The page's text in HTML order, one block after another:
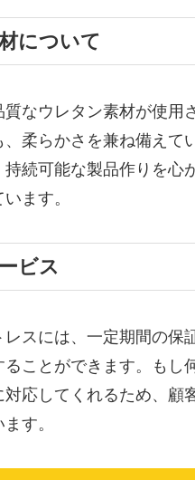
について
なウレタン素材が使
柔らかさを兼ね備え
続可能な製品作りを心
ます。
ビス
スには、一定期間の
ことができます。も
応してくれるため、顧
す。